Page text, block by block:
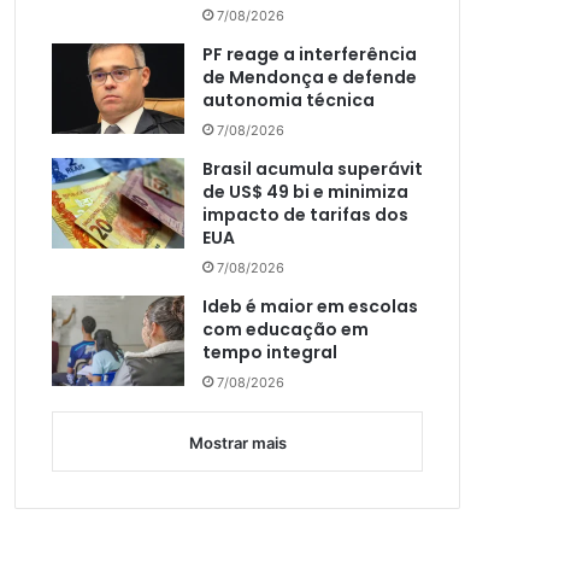
7/08/2026
PF reage a interferência
de Mendonça e defende
autonomia técnica
7/08/2026
Brasil acumula superávit
de US$ 49 bi e minimiza
impacto de tarifas dos
EUA
7/08/2026
Ideb é maior em escolas
com educação em
tempo integral
7/08/2026
Mostrar mais